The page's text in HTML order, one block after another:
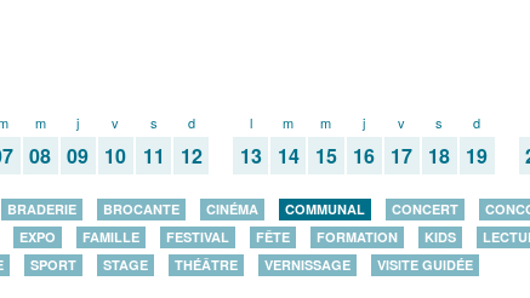
m
08
j
09
v
10
s
11
d
12
l
13
m
14
m
15
j
16
v
17
s
18
d
19
BRADERIE BROCANTE CINÉMA COMMUNAL CONCERT
EXPO FAMILLE FESTIVAL FÊTE FORMATION KIDS
SPORT STAGE THÉÂTRE VERNISSAGE VISITE GUIDÉE